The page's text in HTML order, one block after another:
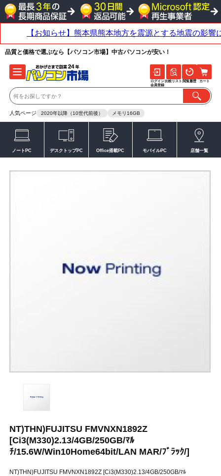
品質と価格で選ぶなら【パソコン市場】中古パソコンが安い！
人気ページ 2020年以降（10世代前後） メモリ16GB
ログイン
会員登録
比較リスト 閲覧履歴 カート
ノートPC デスクトップPC Office搭載PC モバイルPC 店舗一覧
NT)THN)FUJITSU FMVNXN1892Z
[Ci3(M330)2.13/4GB/250GB/ﾏﾙ
ﾁ/15.6W/Win10Home64bit/LAN MAR/ﾌﾞﾗｯｸ/]
NT)THN)FUJITSU FMVNXN1892Z [Ci3(M330)2.13/4GB/250GB/ﾏﾙ